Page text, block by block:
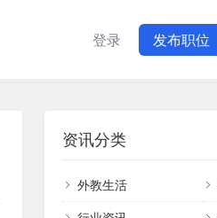
登录 发布职位
资讯分类
外教生活